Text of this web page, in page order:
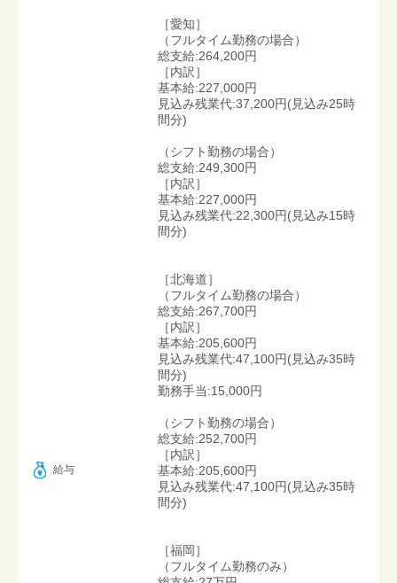
給与
［愛知］
（フルタイム勤務の場合）
総支給:264,200円
［内訳］
基本給:227,000円
見込み残業代:37,200円(見込み25時
間分)
（シフト勤務の場合）
総支給:249,300円
［内訳］
基本給:227,000円
見込み残業代:22,300円(見込み15時
間分)
［北海道］
（フルタイム勤務の場合）
総支給:267,700円
［内訳］
基本給:205,600円
見込み残業代:47,100円(見込み35時
間分)
勤務手当:15,000円
（シフト勤務の場合）
総支給:252,700円
［内訳］
基本給:205,600円
見込み残業代:47,100円(見込み35時
間分)
［福岡］
（フルタイム勤務のみ）